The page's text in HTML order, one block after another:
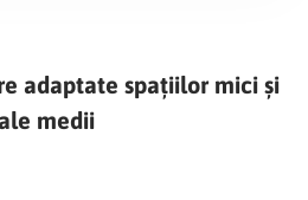
adaptate spațiilor mici și
medii